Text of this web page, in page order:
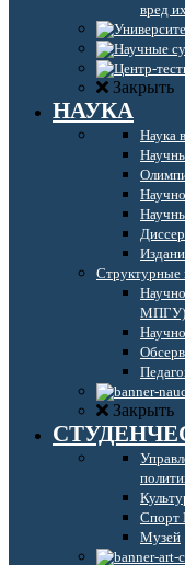
вред
Закрыть
НАУКА
Наука
Структурные
МПГУ)
Закрыть
Музей